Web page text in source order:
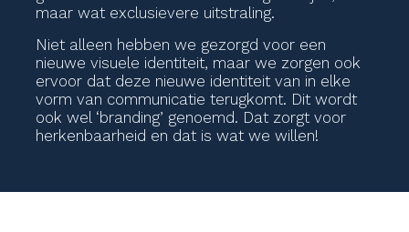
maar wat exclusievere uitstraling.
Niet alleen hebben we gezorgd voor een
nieuwe visuele identiteit, maar we zorgen ook
ervoor dat deze nieuwe identiteit van in elke
vorm van communicatie terugkomt. Dit wordt
ook wel ‘branding’ genoemd. Dat zorgt voor
herkenbaarheid en dat is wat we willen!